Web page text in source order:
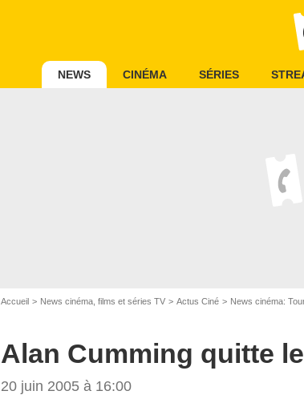
NEWS CINÉMA SÉRIES
Accueil News cinéma, films et séries TV Actus Ciné News cinéma:
Alan Cumming quitte
20 juin 2005 à 16:00